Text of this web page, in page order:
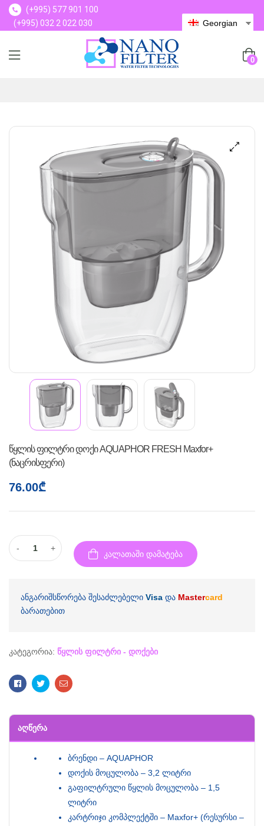
(+995) 577 901 100
(+995) 032 2 022 030
Georgian
0
წყლის ფილტრი დოქი AQUAPHOR FRESH Maxfor+
(ნაცრისფერი)
76.00₾
- +
კალათაში დამატება
ანგარიშსწორება შესაძლებელი Visa და Mastercard
ბარათებით
კატეგორია: წყლის ფილტრი - დოქები
FacebookTwitterEmail
ᲐᲦᲬᲔᲠᲐ
ბრენდი – AQUAPHOR
დოქის მოცულობა – 3,2 ლიტრი
გაფილტრული წყლის მოცულობა – 1,5
ლიტრი
კარტრიჯი კომპლექტში – Maxfor+ (რესურსი –